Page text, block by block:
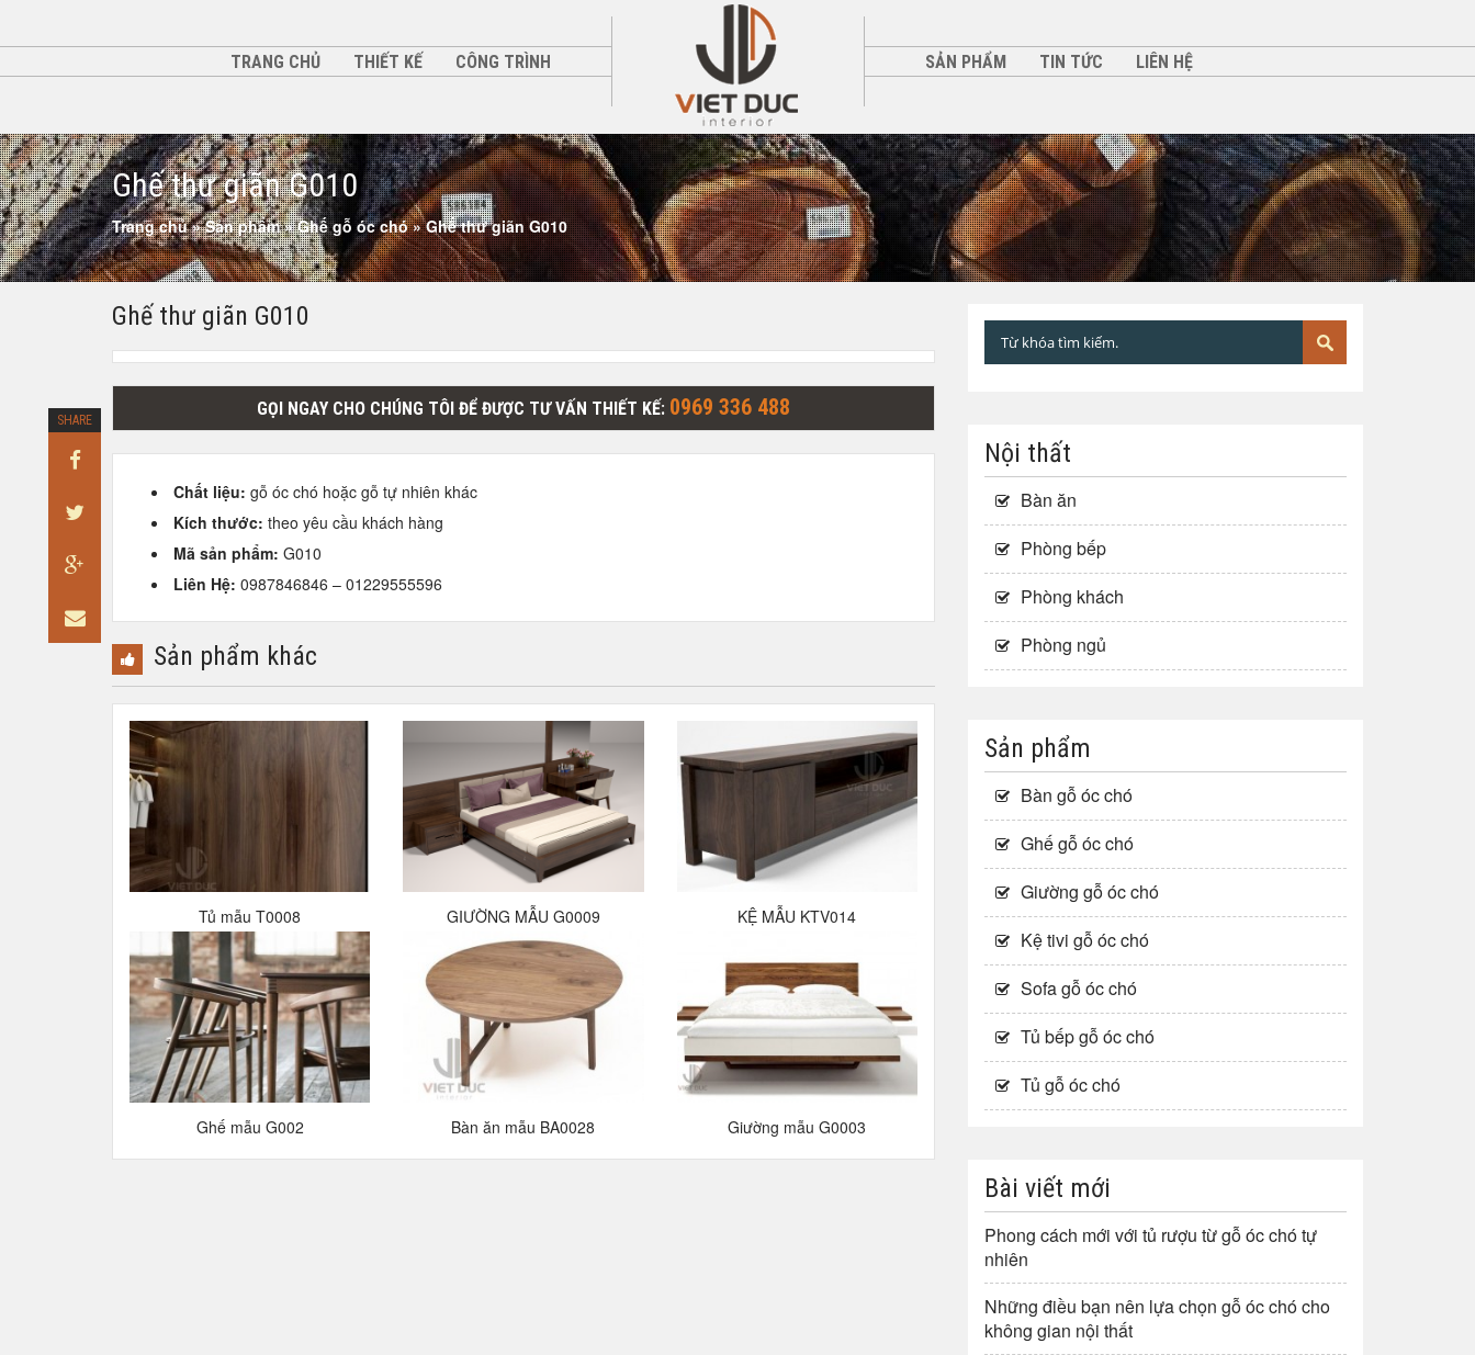
CÔNG TRÌNH
THIẾT KẾ
TRANG CHỦ SẢN PHẨM TIN TỨC LIÊN HỆ
Ghế thư giãn G010
Trang chủ»Sản phẩm»Ghế gỗ óc chó»Ghế thư giãn G010
SHARE
Ghế thư giãn G010
GỌI NGAY CHO CHÚNG TÔI ĐỂ ĐƯỢC TƯ VẤN THIẾT KẾ: 0969 336 488
Chất liệu: gỗ óc chó hoặc gỗ tự nhiên khác
Kích thước: theo yêu cầu khách hàng
Mã sản phẩm: G010
Liên Hệ: 0987846846 – 01229555596
Sản phẩm khác
Tủ mẫu T0008 GIƯỜNG MẪU G0009 KỆ MẪU KTV014
Ghế mẫu G002 Bàn ăn mẫu BA0028 Giường mẫu G0003
Nội thất
Bàn ăn
Phòng bếp
Phòng khách
Phòng ngủ
Sản phẩm
Bàn gỗ óc chó
Ghế gỗ óc chó
Giường gỗ óc chó
Kệ tivi gỗ óc chó
Sofa gỗ óc chó
Tủ bếp gỗ óc chó
Tủ gỗ óc chó
Bài viết mới
Phong cách mới với tủ rượu từ gỗ óc chó tự
nhiên
Những điều bạn nên lựa chọn gỗ óc chó cho
không gian nội thất